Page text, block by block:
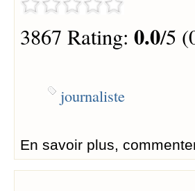
3867 Rating: 0.0/5
journaliste
En savoir plus,